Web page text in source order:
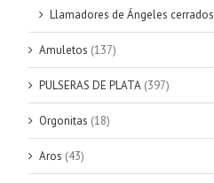
Llamadores de Ángeles cerrados
Amuletos (137)
PULSERAS DE PLATA (397)
Orgonitas (18)
Aros (43)